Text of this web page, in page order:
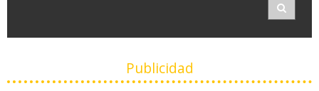
Publicidad